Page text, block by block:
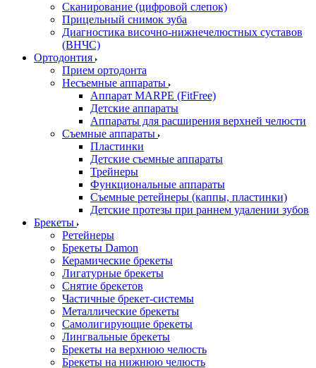
Сканирование (цифровой слепок)
Прицельный снимок зуба
Диагностика височно-нижнечелюстных суставов
(ВНЧС)
Ортодонтия
Прием ортодонта
Несъемные аппараты
Аппарат MARPE (FitFree)
Детские аппараты
Аппараты для расширения верхней челюсти
Съемные аппараты
Пластинки
Детские съемные аппараты
Трейнеры
Функциональные аппараты
Съемные ретейнеры (каппы, пластинки)
Детские протезы при раннем удалении зубов
Брекеты
Ретейнеры
Брекеты Damon
Керамические брекеты
Лигатурные брекеты
Снятие брекетов
Частичные брекет-системы
Металлические брекеты
Самолигирующие брекеты
Лингвальные брекеты
Брекеты на верхнюю челюсть
Брекеты на нижнюю челюсть